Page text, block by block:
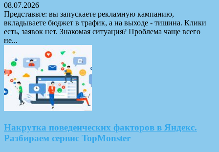
08.07.2026
Представьте: вы запускаете рекламную кампанию,
вкладываете бюджет в трафик, а на выходе - тишина. Клики
есть, заявок нет. Знакомая ситуация? Проблема чаще всего
не...
Накрутка поведенческих факторов в Яндекс.
Разбираем сервис TopMonster